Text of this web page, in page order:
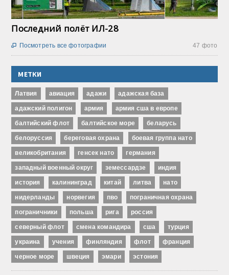
Последний полёт ИЛ-28
47 фото
 Посмотреть все фотографии
МЕТКИ
Латвия авиация адажи адажская база
адажский полигон армия армия сша в европе
балтийский флот балтийское море беларусь
белоруссия береговая охрана боевая группа нато
великобритания генсек нато германия
западный военный округ земессардзе индия
история калининград китай литва нато
нидерланды норвегия пво пограничная охрана
пограничники польша рига россия
северный флот смена командира сша турция
украина учения финляндия флот франция
черное море швеция эмари эстония